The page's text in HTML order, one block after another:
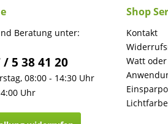
Beratung unter:
/ 5 38 41 20
08:00 - 14:30 Uhr
Uhr
Shop
Kontakt
Watt oder